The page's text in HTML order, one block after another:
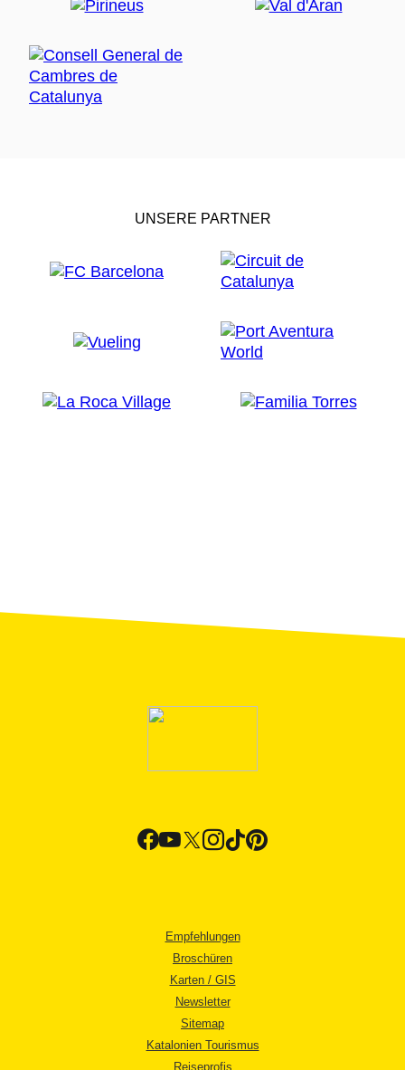
UNSERE PARTNER
Empfehlungen
Broschüren
Karten / GIS
Newsletter
Sitemap
Katalonien Tourismus
Reiseprofis